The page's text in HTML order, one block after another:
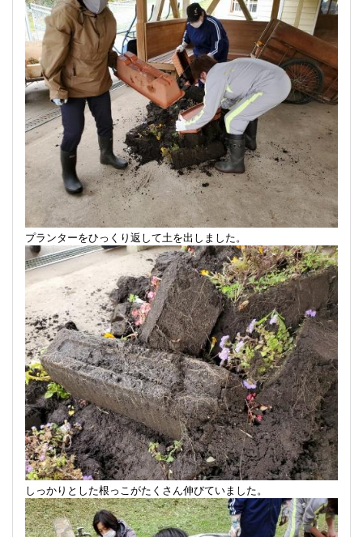
プランターをひっくり返して土を出しました。
しっかりとした根っこがたくさん伸びていました。